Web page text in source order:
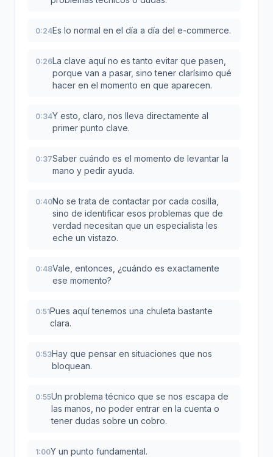
0:24Es lo normal en el día a día del e-commerce.
0:26La clave aquí no es tanto evitar que pasen,
porque van a pasar, sino tener clarísimo qué
hacer en el momento en que aparecen.
0:34Y esto, claro, nos lleva directamente al
primer punto clave.
0:37Saber cuándo es el momento de levantar la
mano y pedir ayuda.
0:40No se trata de contactar por cada cosilla,
sino de identificar esos problemas que de
verdad necesitan que un especialista les
eche un vistazo.
0:48Vale, entonces, ¿cuándo es exactamente
ese momento?
0:51Pues aquí tenemos una chuleta bastante
clara.
0:53Hay que pensar en situaciones que nos
bloquean.
0:55Un problema técnico que se nos escapa de
las manos, no poder entrar en la cuenta o
tener dudas sobre un cobro.
1:00Y un punto fundamental.